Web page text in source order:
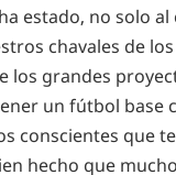
estado, no solo
chavales de
los grandes
un fútbol base
conscientes que
hecho que